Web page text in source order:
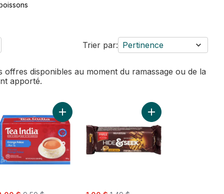
Trier par: Pertinence
disponibles au moment du ramassage ou de la
apporté.
1 L au panier
Boondi au panier
, formerly:
Ajouter Thé orange pekoe au panier
sale: , formerly:
Ajouter Biscuits Hide